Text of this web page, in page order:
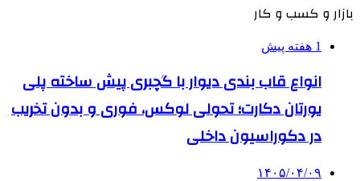
بازار و کسب و کار
1 هفته پیش
انواع قاب بندی دیوار با گچبری پیش ساخته پلی
یورتان دکارت؛ تحولی لوکس، فوری و بدون تخریب
در دکوراسیون داخلی
۱۴۰۵/۰۴/۰۹